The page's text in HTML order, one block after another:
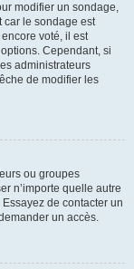
modifier un sondage,
car le sondage est
voté, il est
Cependant, si
administrateurs
de modifier les
ou groupes
n’importe quelle autre
de contacter un
un accès.